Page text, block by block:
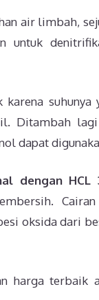
air limbah,
untuk
suhunya
Ditambah lagi
dapat
dengan HCL
oksida dari
harga